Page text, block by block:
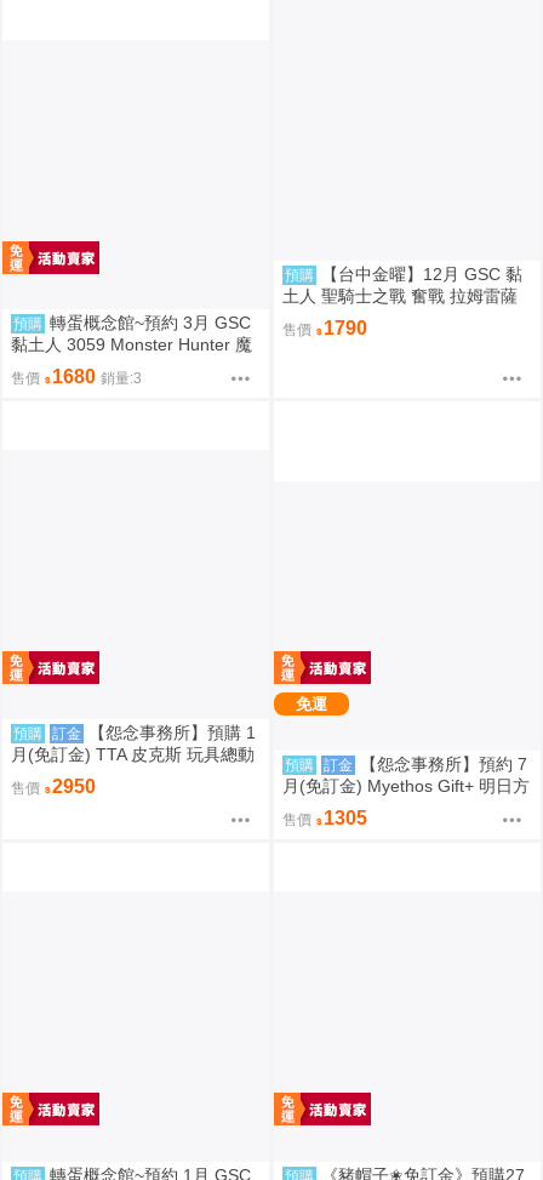
預購 轉蛋概念館~預約 3月 GSC
黏土人 3059 Monster Hunter 魔
物獵人 火龍 雄火龍 超商付款免
訂金
售價 1680 銷量:3
預購
【台中金曜】12月 GSC 黏
土人 聖騎士之戰 奮戰 拉姆雷薩
爾=瓦倫泰 再版 0904
售價 1790
預購 訂金
【怨念事務所】預購 1
月(免訂金) TTA 皮克斯 玩具總動
員 三眼怪 PERIHAPI! 靠肩小公仔
集 中盒 0829
售價 2950
免運
預購 訂金
【怨念事務所】預約 7
月(免訂金) Myethos Gift+ 明日方
舟 純燼艾雅法拉 後來的故事Ver
1/8 1011
售價 1305
預購 轉蛋概念館~預約 1月 GSC 預購 《豬帽子✬免訂金》預購27